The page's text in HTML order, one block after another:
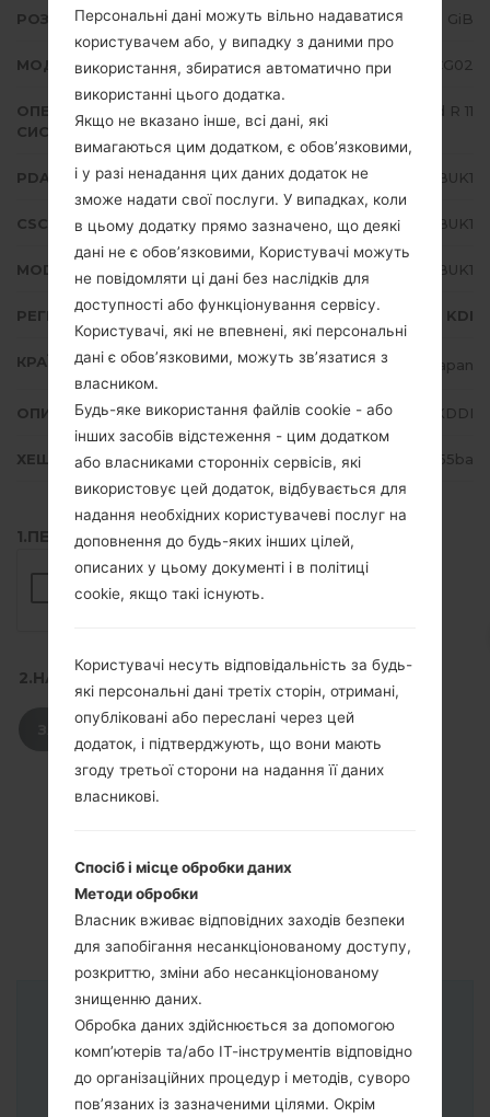
РОЗМІР ФАЙЛУ 5.89 GiB
МОДЕЛЬ Samsung SCG02
ОПЕРАЦІЙНА
СИСТЕМА
Android R 11
PDA/AP ВЕРСІЯ SCG02KDS1BUK1
CSC ВЕРСІЯ SCG02KDY1BUK1
MODEM/CP ВЕРСІЯ SCG02KDS1BUK1
РЕГІОН KDI
КРАЇНА Japan
ОПИС KDDI
ХЕШ d429eb518a062a7cfa8a1a7d3255ba
1.ПЕРЕВІРТИ НАЯВНІСТЬ RECAPTCHA
2.НАТИСНІТЬ, ЩОБ ЗАВАНТАЖИТИ
ЗАВАНТАЖИТИ
Інструкції
Персональні дані можуть вільно надаватися
користувачем або, у випадку з даними про
використання, збиратися автоматично при
використанні цього додатка.
Якщо не вказано інше, всі дані, які
вимагаються цим додатком, є обов’язковими,
і у разі ненадання цих даних додаток не
зможе надати свої послуги. У випадках, коли
в цьому додатку прямо зазначено, що деякі
дані не є обов’язковими, Користувачі можуть
не повідомляти ці дані без наслідків для
доступності або функціонування сервісу.
Користувачі, які не впевнені, які персональні
дані є обов’язковими, можуть зв’язатися з
власником.
Будь-яке використання файлів cookie - або
інших засобів відстеження - цим додатком
або власниками сторонніх сервісів, які
використовує цей додаток, відбувається для
надання необхідних користувачеві послуг на
доповнення до будь-яких інших цілей,
описаних у цьому документі і в політиці
cookie, якщо такі існують.
Користувачі несуть відповідальність за будь-
які персональні дані третіх сторін, отримані,
опубліковані або переслані через цей
додаток, і підтверджують, що вони мають
згоду третьої сторони на надання її даних
власникові.
Спосіб і місце обробки даних
Методи обробки
Власник вживає відповідних заходів безпеки
для запобігання несанкціонованому доступу,
розкриттю, зміни або несанкціонованому
знищенню даних.
Обробка даних здійснюється за допомогою
комп’ютерів та/або ІТ-інструментів відповідно
до організаційних процедур і методів, суворо
пов’язаних із зазначеними цілями. Окрім